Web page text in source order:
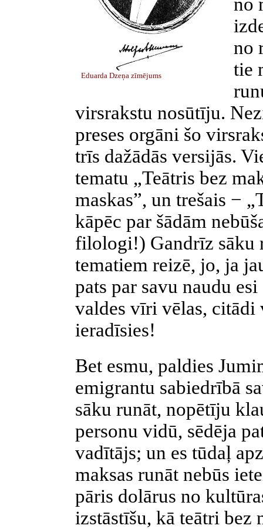
Eduarda Dzeņa zīmējums
no
tie
virsrakstu nosūtīju.
preses orgāni šo
trīs dažādās versijās.
tematu „Teātris bez
maskas”, un trešais −
kāpēc par šādām
filologi!) Gandrīz sāku
tematiem reizē, jo, ja
pats par savu naudu
valdes vīri vēlas, citādi
ieradīsies!
Bet esmu, paldies
emigrantu sabiedrībā
sāku runāt, nopētīju
personu vidū, sēdēja
vadītājs; un es tūdaļ
maksas runāt nebūs
pāris dolārus no
izstāstīšu, kā teātri bez